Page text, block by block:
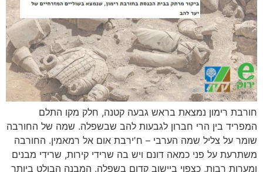
חורבת רימון נמצאת בראש גבעה קטנה, חלק מקו התלם
המפריד בין הרי חברון לגבעות להב שבשפלה. שמה של החורבה
שומר על צליל שמה הערבי – ח'ירבת אום אל רמאמין. החורבה
משתרעת על פני כמאה דונם ויש בה שרידי קירות, שרידי מבנים
ומערות רבות, כצפוי ביישוב קדום בשפלה. המבנה הבולט ביותר